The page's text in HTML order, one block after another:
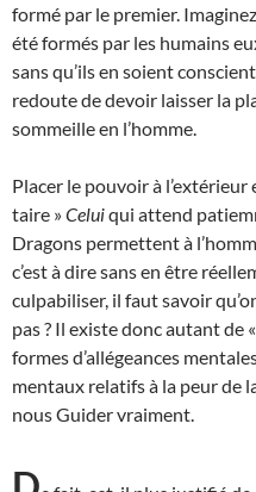
formé par le premier.
été formés par les humains
sans qu’ils en soient
redoute de devoir laisser la
sommeille en l’homme.
Placer le pouvoir à
taire »Celuiqui attend
Dragons permettent à
c’est à dire sans en être
culpabiliser, il faut savoir
pas ? Il existe donc autant de
formes d’allégeances
mentaux relatifs à la peur de
nous Guider vraiment.